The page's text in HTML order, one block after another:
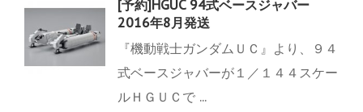
[予約]HGUC 94式ベースジャバー
2016年8月発送
『機動戦士ガンダムＵＣ』より、９４
式ベースジャバーが１／１４４スケー
ルＨＧＵＣで ...